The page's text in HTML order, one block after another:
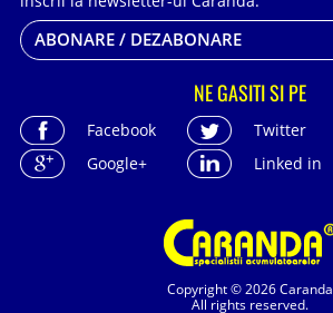
Copyright © 2026 Caranda
All rights reserved.
ABONARE / DEZABONARE
NE GASITI SI PE
Facebook
Twitter
Google+
Linked in